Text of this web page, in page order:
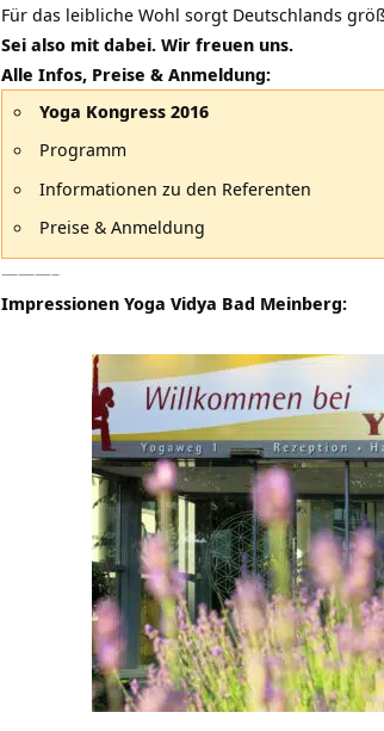
Für das leibliche Wohl sorgt Deutschlands
Sei also mit dabei. Wir freuen uns.
Alle Infos, Preise & Anmeldung:
Yoga Kongress 2016
Programm
Informationen zu den Referenten
Preise & Anmeldung
———–
Impressionen Yoga Vidya Bad Meinberg: